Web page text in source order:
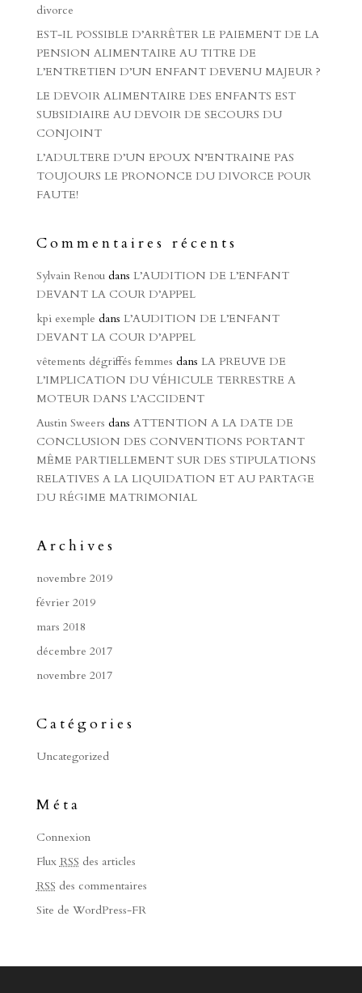
divorce
EST-IL POSSIBLE D’ARRÊTER LE PAIEMENT DE LA
PENSION ALIMENTAIRE AU TITRE DE
L’ENTRETIEN D’UN ENFANT DEVENU MAJEUR ?
LE DEVOIR ALIMENTAIRE DES ENFANTS EST
SUBSIDIAIRE AU DEVOIR DE SECOURS DU
CONJOINT
L’ADULTERE D’UN EPOUX N’ENTRAINE PAS
TOUJOURS LE PRONONCE DU DIVORCE POUR
FAUTE!
Commentaires récents
Sylvain Renoudans L’AUDITION DE L’ENFANT
DEVANT LA COUR D’APPEL
kpi exemple dans L’AUDITION DE L’ENFANT
DEVANT LA COUR D’APPEL
vêtements dégriffés femmes dans LA PREUVE DE
L’IMPLICATION DU VÉHICULE TERRESTRE A
MOTEUR DANS L’ACCIDENT
Austin Sweers dans ATTENTION A LA DATE DE
CONCLUSION DES CONVENTIONS PORTANT
MÊME PARTIELLEMENT SUR DES STIPULATIONS
RELATIVES A LA LIQUIDATION ET AU PARTAGE
DU RÉGIME MATRIMONIAL
Archives
novembre 2019
février 2019
mars 2018
décembre 2017
novembre 2017
Catégories
Uncategorized
Méta
Connexion
Flux RSS des articles
RSS des commentaires
Site de WordPress-FR